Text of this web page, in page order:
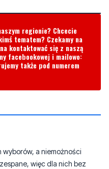
kontaktować się z naszą
także pod numerem
wyborów, a niemożności
na komentarz